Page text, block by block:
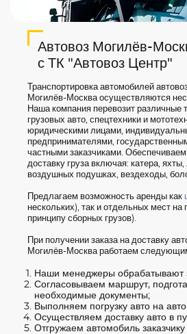
Автовоз Могилёв-
с ТК "Автовоз Центр"
Транспортировка автомобилей
Могилёв-Москва осуществляются
Наша компания перевозит различные
грузовых авто, спецтехники и
юридическими лицами,
предпринимателями,
частными заказчиками.
доставку груза включая: катера,
воздушных подушках, вездеходы,
Предлагаем возможность аренды как
нескольких), так и отдельных мест на
принципу сборных грузов).
При получении заказа на доставку
Могилёв-Москва работаем
Наши менеджеры обрабатывают
Согласовываем маршрут,
необходимые документы;
Выполняем погрузку авто на
Осуществляем доставку авто в
Отгружаем автомобиль